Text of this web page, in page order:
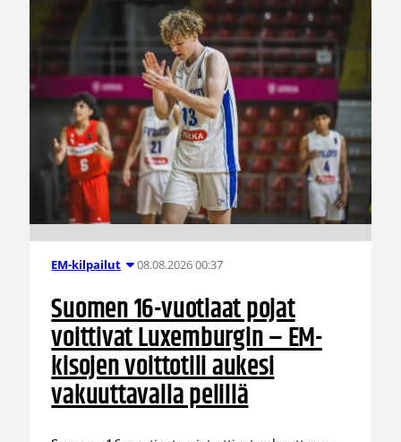
EM-kilpailut 08.08.2026 00:37
Suomen 16-vuotiaat pojat
voittivat Luxemburgin – EM-
kisojen voittotili aukesi
vakuuttavalla pelillä